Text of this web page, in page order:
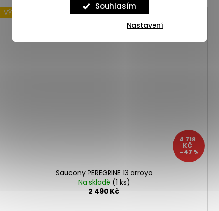
Souhlasím
Nastavení
VÝPRODEJ
4 718
KČ
–47 %
Saucony PEREGRINE 13 arroyo
Na skladě (1 ks)
2 490 Kč